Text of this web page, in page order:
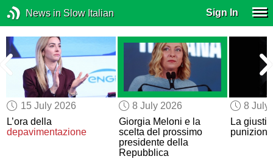
News in Slow Italian Sign In
15 July 2026
L’ora della
depavimentazione
8 July 2026
Giorgia Meloni e la
scelta del prossimo
presidente della
Repubblica
8 July
La
punizione